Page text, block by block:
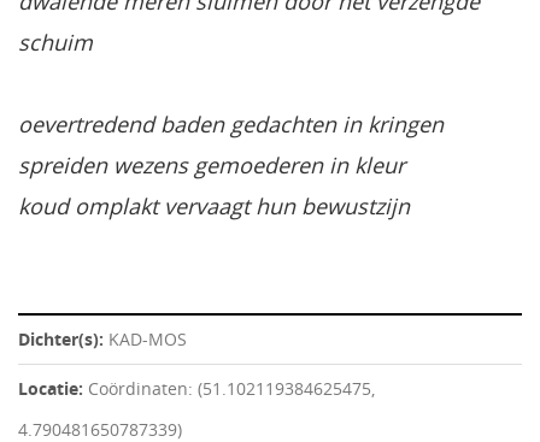
schuim
oevertredend baden gedachten in kringen
spreiden wezens gemoederen in kleur
koud omplakt vervaagt hun bewustzijn
Dichter(s): KAD-MOS
Locatie: Coördinaten: (51.102119384625475,
4.790481650787339)